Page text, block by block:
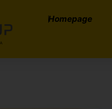
Homepage